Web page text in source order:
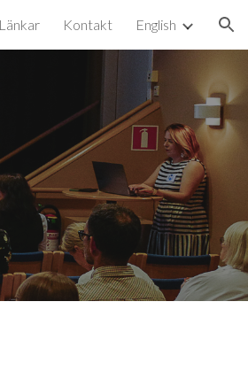
Länkar Kontakt English